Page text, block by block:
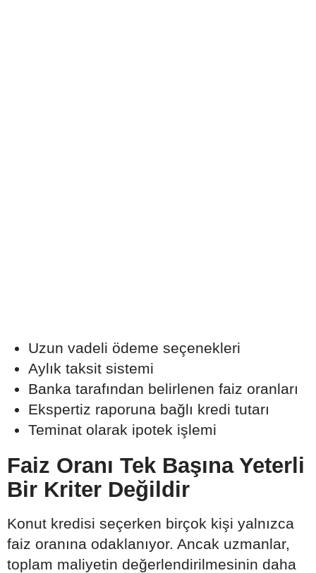
Uzun vadeli ödeme seçenekleri
Aylık taksit sistemi
Banka tarafından belirlenen faiz oranları
Ekspertiz raporuna bağlı kredi tutarı
Teminat olarak ipotek işlemi
Faiz Oranı Tek Başına Yeterli
Bir Kriter Değildir
Konut kredisi seçerken birçok kişi yalnızca
faiz oranına odaklanıyor. Ancak uzmanlar,
toplam maliyetin değerlendirilmesinin daha